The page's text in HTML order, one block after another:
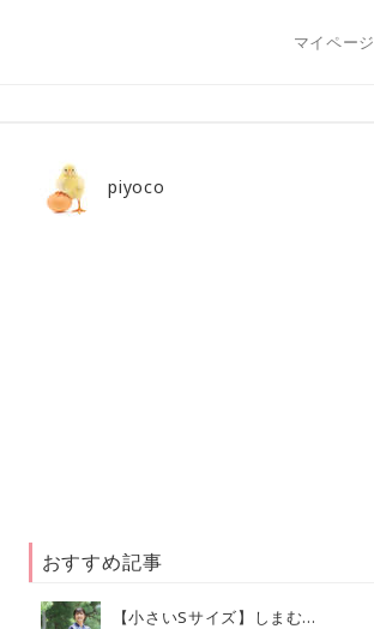
マイページ
piyoco
おすすめ記事
【小さいSサイズ】しまむ...